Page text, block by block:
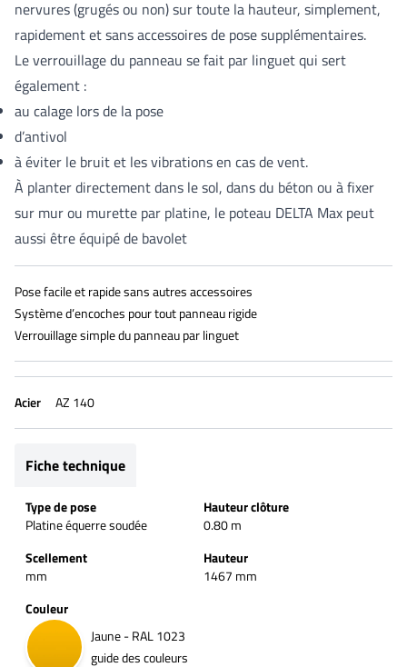
nervures (grugés ou non) sur toute la hauteur, simplement,
rapidement et sans accessoires de pose supplémentaires.
Le verrouillage du panneau se fait par linguet qui sert
également :
au calage lors de la pose
d’antivol
à éviter le bruit et les vibrations en cas de vent.
À planter directement dans le sol, dans du béton ou à fixer
sur mur ou murette par platine, le poteau DELTA Max peut
aussi être équipé de bavolet
Pose facile et rapide sans autres accessoires
Système d’encoches pour tout panneau rigide
Verrouillage simple du panneau par linguet
Acier AZ 140
Fiche technique
Type de pose
Platine équerre soudée
Hauteur clôture
0.80 m
Scellement
mm
Hauteur
1467 mm
Couleur
Jaune - RAL 1023
guide des couleurs